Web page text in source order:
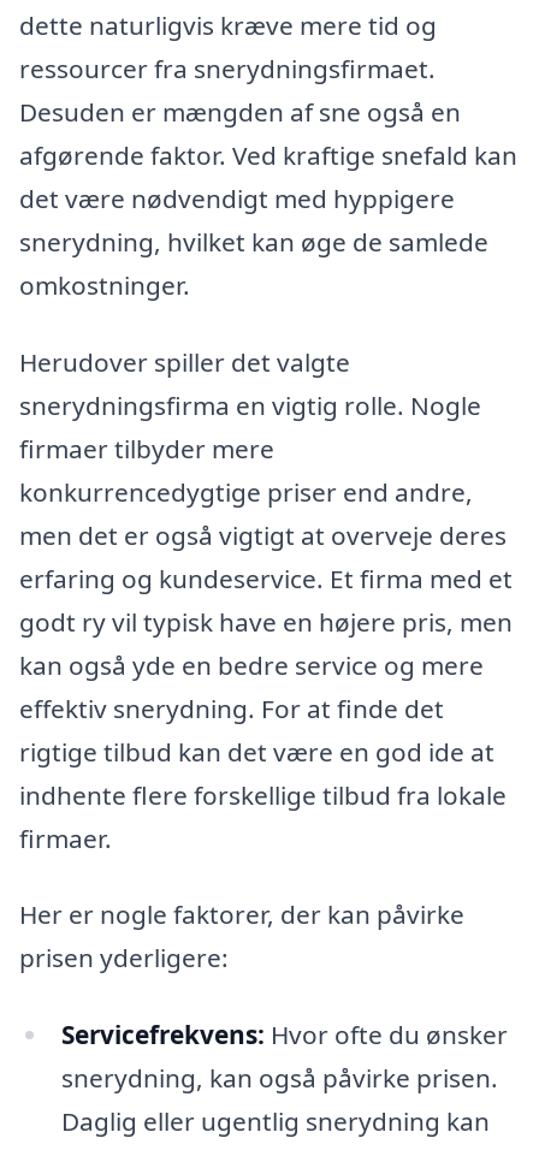
dette naturligvis kræve mere tid og
ressourcer fra snerydningsfirmaet.
Desuden er mængden af sne også en
afgørende faktor. Ved kraftige snefald kan
det være nødvendigt med hyppigere
snerydning, hvilket kan øge de samlede
omkostninger.
Herudover spiller det valgte
snerydningsfirma en vigtig rolle. Nogle
firmaer tilbyder mere
konkurrencedygtige priser end andre,
men det er også vigtigt at overveje deres
erfaring og kundeservice. Et firma med et
godt ry vil typisk have en højere pris, men
kan også yde en bedre service og mere
effektiv snerydning. For at finde det
rigtige tilbud kan det være en god ide at
indhente flere forskellige tilbud fra lokale
firmaer.
Her er nogle faktorer, der kan påvirke
prisen yderligere:
Servicefrekvens: Hvor ofte du ønsker
snerydning, kan også påvirke prisen.
Daglig eller ugentlig snerydning kan